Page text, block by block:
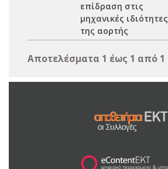
επίδραση στις
μηχανικές ιδιότητες
της αορτής
Αποτελέσματα 1 έως 1 από 1